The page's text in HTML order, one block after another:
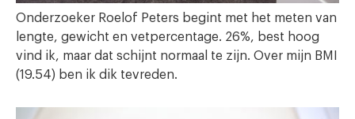
Onderzoeker Roelof Peters begint met het meten van
lengte, gewicht en vetpercentage. 26%, best hoog
vind ik, maar dat schijnt normaal te zijn. Over mijn BMI
(19.54) ben ik dik tevreden.